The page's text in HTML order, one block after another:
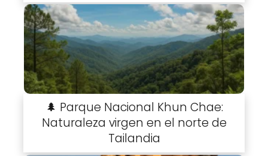
🌲 Parque Nacional Khun Chae:
Naturaleza virgen en el norte de
Tailandia